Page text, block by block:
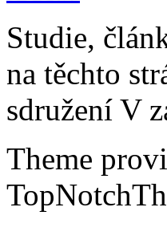
Studie,
na těchto
sdružení V
Theme